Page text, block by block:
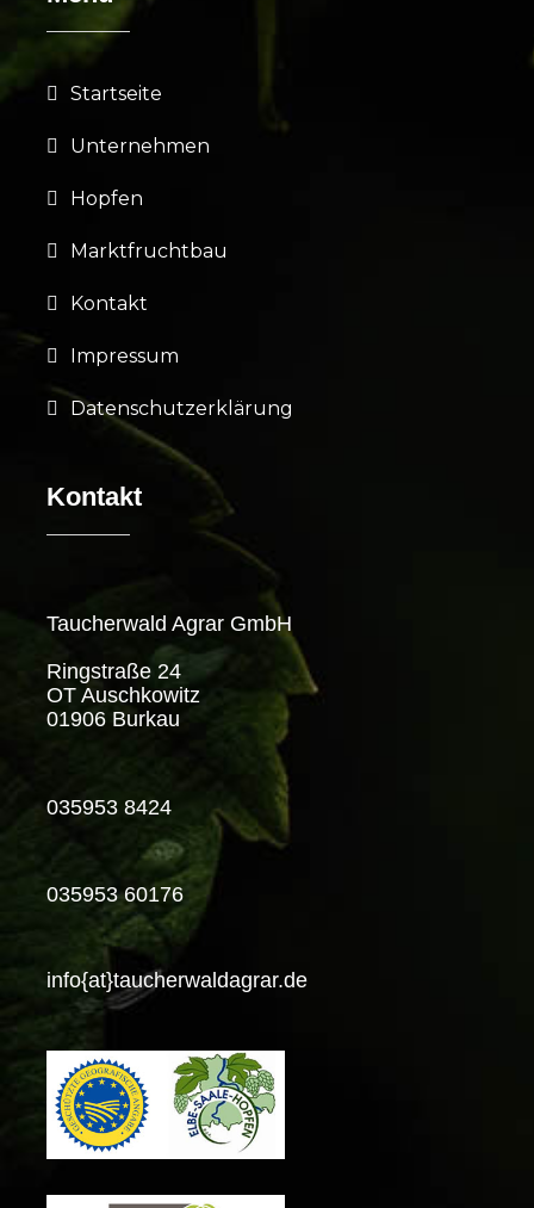
Startseite
Unternehmen
Hopfen
Marktfruchtbau
Kontakt
Impressum
Datenschutzerklärung
Kontakt
Taucherwald Agrar GmbH
Ringstraße 24
OT Auschkowitz
01906 Burkau
035953 8424
035953 60176
info{at}taucherwaldagrar.de